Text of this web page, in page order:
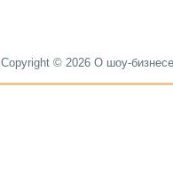
Copyright © 2026 О шоу-